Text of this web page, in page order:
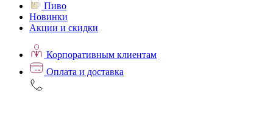
Пиво
Новинки
Акции и скидки
Корпоративным клиентам
Оплата и доставка